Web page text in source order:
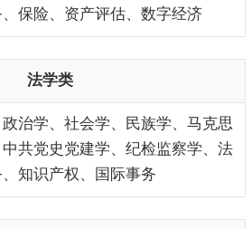
保险、资产评估、数字经济
法学类
治学、社会学、民族学、马克思
共党史党建学、纪检监察学、法
知识产权、国际事务